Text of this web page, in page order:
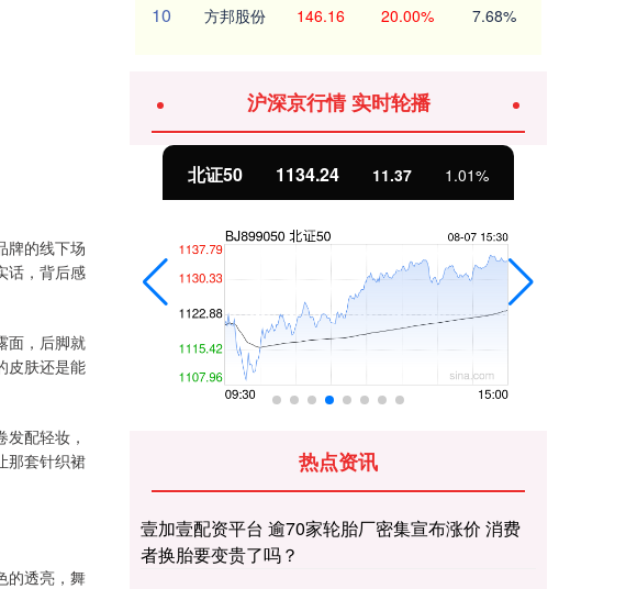
牌的线下场
话，背后感
面，后脚就
皮肤还是能
配轻妆，
那套针织裙
的透亮，舞
10 方邦股份 146.16 20.00% 7.68%
沪深京行情 实时轮播
北证50 1134.24 11.37 1.01%
热点资讯
壹加壹配资平台 逾70家轮胎厂密集宣布涨价 消费
者换胎要变贵了吗？